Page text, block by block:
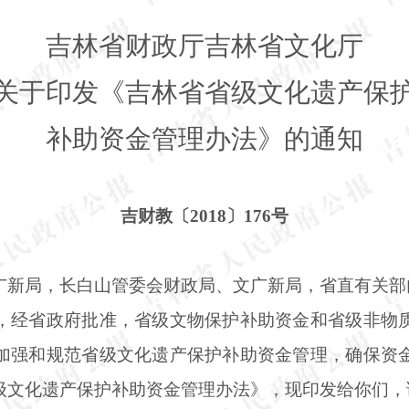
吉林省财政厅吉林省文化厅
于印发《吉林省省级文化遗产保
补助资金管理办法》的通知
吉财教〔2018〕176号
局，长白山管委会财政局、文广新局，省直有关
经省政府批准，省级文物保护补助资金和省级非物
强和规范省级文化遗产保护补助资金管理，确保资
化遗产保护补助资金管理办法》，现印发给你们